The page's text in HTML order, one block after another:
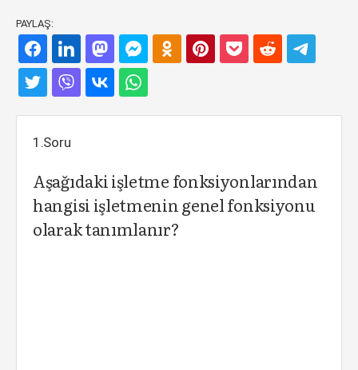
PAYLAŞ:
1.Soru
Aşağıdaki işletme fonksiyonlarından
hangisi işletmenin genel fonksiyonu
olarak tanımlanır?